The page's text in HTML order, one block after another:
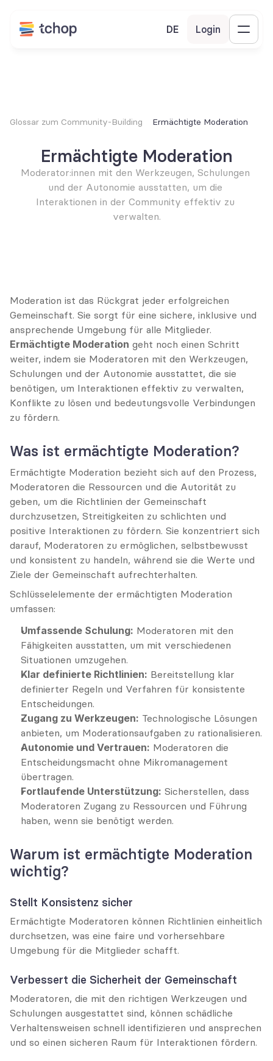
DE Login
Glossar zum Community-Building Ermächtigte Moderation
Ermächtigte Moderation
Moderator:innen mit den Werkzeugen, Schulungen
und der Autonomie ausstatten, um die
Interaktionen in der Community effektiv zu
verwalten.
Moderation ist das Rückgrat jeder erfolgreichen
Gemeinschaft. Sie sorgt für eine sichere, inklusive und
Ermächtigte Moderation geht noch einen Schritt
weiter, indem sie Moderatoren mit den Werkzeugen,
Schulungen und der Autonomie ausstattet, die sie
benötigen, um Interaktionen effektiv zu verwalten,
Konflikte zu lösen und bedeutungsvolle Verbindungen
zu fördern.
Was ist ermächtigte Moderation?
Ermächtigte Moderation bezieht sich auf den Prozess,
Moderatoren die Ressourcen und die Autorität zu
geben, um die Richtlinien der Gemeinschaft
durchzusetzen, Streitigkeiten zu schlichten und
positive Interaktionen zu fördern. Sie konzentriert sich
darauf, Moderatoren zu ermöglichen, selbstbewusst
und konsistent zu handeln, während sie die Werte und
Ziele der Gemeinschaft aufrechterhalten.
Schlüsselelemente der ermächtigten Moderation
umfassen:
Umfassende Schulung: Moderatoren mit den
Fähigkeiten ausstatten, um mit verschiedenen
Situationen umzugehen.
Klar definierte Richtlinien: Bereitstellung klar
definierter Regeln und Verfahren für konsistente
Entscheidungen.
Zugang zu Werkzeugen: Technologische Lösungen
anbieten, um Moderationsaufgaben zu rationalisieren.
Autonomie und Vertrauen: Moderatoren die
Entscheidungsmacht ohne Mikromanagement
übertragen.
Fortlaufende Unterstützung: Sicherstellen, dass
Moderatoren Zugang zu Ressourcen und Führung
haben, wenn sie benötigt werden.
Warum ist ermächtigte Moderation
wichtig?
Stellt Konsistenz sicher
Ermächtigte Moderatoren können Richtlinien einheitlich
durchsetzen, was eine faire und vorhersehbare
Umgebung für die Mitglieder schafft.
Verbessert die Sicherheit der Gemeinschaft
Moderatoren, die mit den richtigen Werkzeugen und
Schulungen ausgestattet sind, können schädliche
Verhaltensweisen schnell identifizieren und ansprechen
und so einen sicheren Raum für Interaktionen fördern.